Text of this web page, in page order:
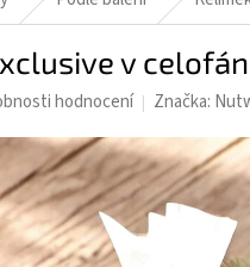
v
hodnocení Značka: